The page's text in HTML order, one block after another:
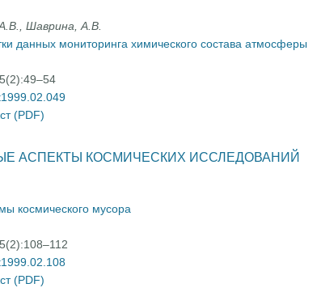
Шаврина, А.В.
данных мониторинга химического состава атмосферы
(PDF)
АСПЕКТЫ КОСМИЧЕСКИХ ИССЛЕДОВАНИЙ
космического мусора
(PDF)